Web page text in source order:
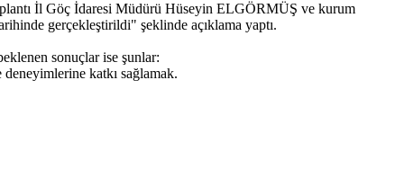
İl Göç İdaresi Müdürü Hüseyin ELGÖRMÜŞ ve kurum
gerçekleştirildi" şeklinde açıklama yaptı.
sonuçlar ise şunlar:
katkı sağlamak.